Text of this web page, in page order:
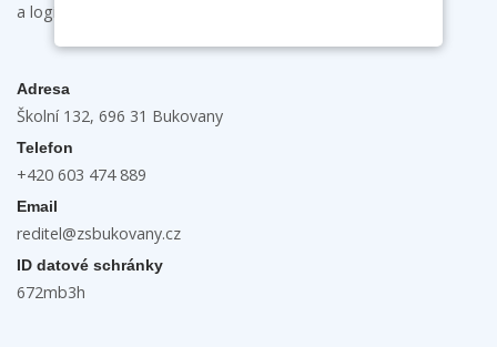
a logické myšlení.
Adresa
Školní 132, 696 31 Bukovany
Telefon
+420 603 474 889
Email
reditel@zsbukovany.cz
ID datové schránky
672mb3h